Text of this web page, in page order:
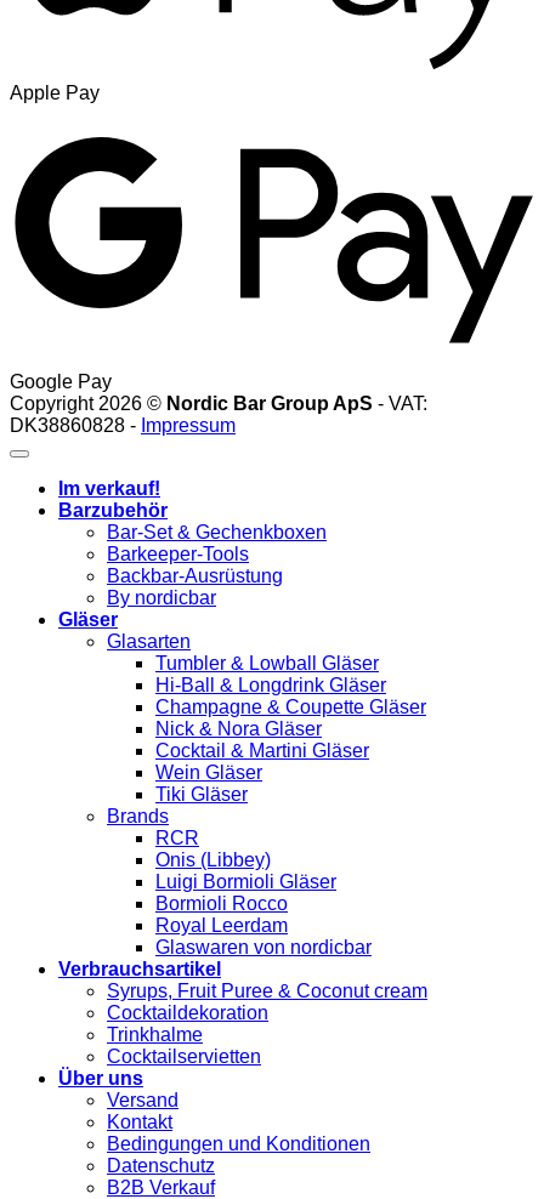
Apple Pay
Google Pay
Copyright 2026 © Nordic Bar Group ApS - VAT:
DK38860828 - Impressum
Im verkauf!
Barzubehör
Bar-Set & Gechenkboxen
Barkeeper-Tools
Backbar-Ausrüstung
By nordicbar
Gläser
Glasarten
Tumbler & Lowball Gläser
Hi-Ball & Longdrink Gläser
Champagne & Coupette Gläser
Nick & Nora Gläser
Cocktail & Martini Gläser
Wein Gläser
Tiki Gläser
Brands
RCR
Onis (Libbey)
Luigi Bormioli Gläser
Bormioli Rocco
Royal Leerdam
Glaswaren von nordicbar
Verbrauchsartikel
Syrups, Fruit Puree & Coconut cream
Cocktaildekoration
Trinkhalme
Cocktailservietten
Über uns
Versand
Kontakt
Bedingungen und Konditionen
Datenschutz
B2B Verkauf